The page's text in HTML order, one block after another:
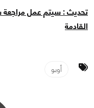
تحديث : سيتم عمل مراجعة
القادمة
أوبو